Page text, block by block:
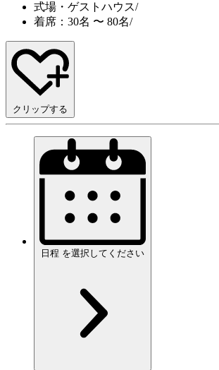
式場・ゲストハウス/
着席：30名 〜 80名/
クリップする
日程 を選択してください